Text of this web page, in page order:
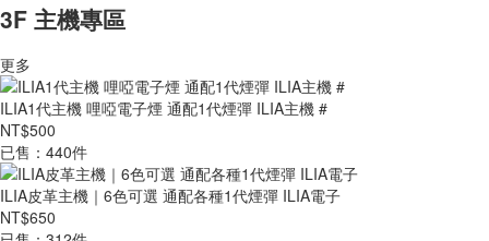
3F 主機專區
更多
ILIA1代主機 哩啞電子煙 通配1代煙彈 ILIA主機 #
NT$500
已售：440件
ILIA皮革主機｜6色可選 通配各種1代煙彈 ILIA電子
NT$650